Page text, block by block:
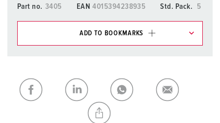
Part no. 3405 EAN 4015394238935 Std. Pack. 5
ADD TO BOOKMARKS
My list ADD
CREATE A NEW LIST